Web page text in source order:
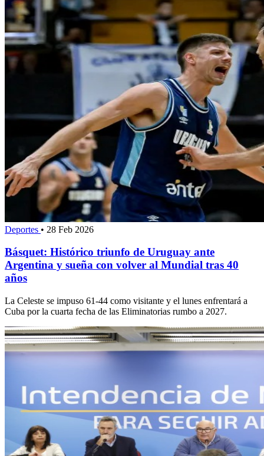
Deportes • 28 Feb 2026
Básquet: Histórico triunfo de Uruguay ante
Argentina y sueña con volver al Mundial tras 40
años
La Celeste se impuso 61-44 como visitante y el lunes enfrentará a
Cuba por la cuarta fecha de las Eliminatorias rumbo a 2027.